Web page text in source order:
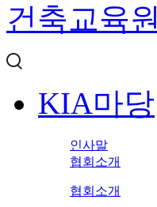
건축교육원
KIA마당
인사말
협회소개
협회소개